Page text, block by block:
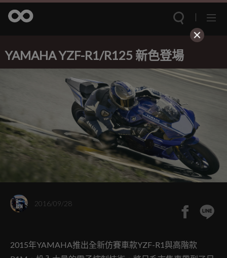
YAMAHA YZF-R1/R125 新色登場
2016/09/28
2015年YAMAHA推出全新仿賽車款YZF-R1與高階款